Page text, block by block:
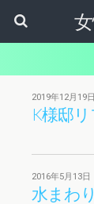
2019年12月19日
K様邸
2016年5月13日
水まわ